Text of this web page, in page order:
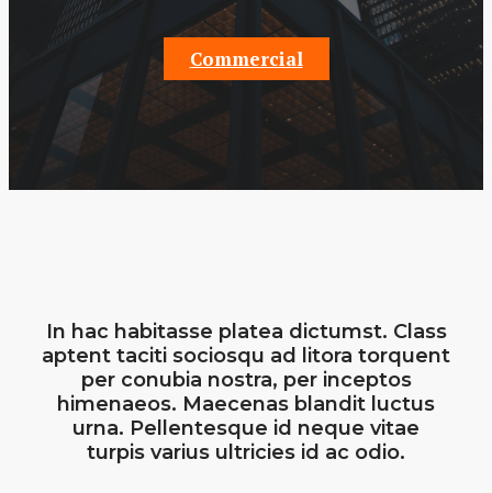
Commercial
In hac habitasse platea dictumst. Class
aptent taciti sociosqu ad litora torquent
per conubia nostra, per inceptos
himenaeos. Maecenas blandit luctus
urna. Pellentesque id neque vitae
turpis varius ultricies id ac odio.